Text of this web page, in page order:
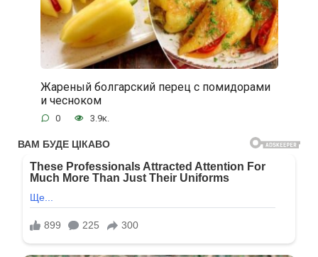
Жареный болгарский перец с помидорами
и чесноком
0 3.9к.